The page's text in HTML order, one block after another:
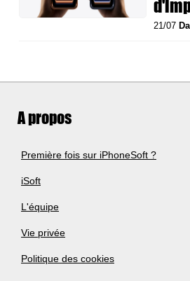
21/07
A propos
Première fois sur iPhoneSoft ?
iSoft
L'équipe
Vie privée
Politique des cookies